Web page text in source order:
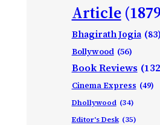
Article
Bhagirath Jogia (83)
Bollywood (56)
Book Reviews
Cinema Express (49)
Dhollywood (34)
Editor's Desk (35)